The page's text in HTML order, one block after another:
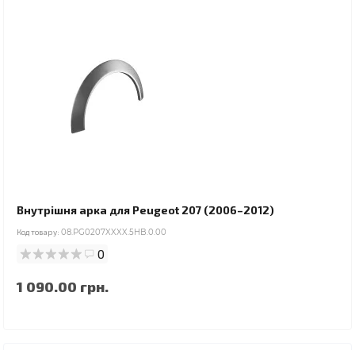
Внутрішня арка для Peugeot 207 (2006–2012)
Код товару: 08.PG0207XXXX.5HB.0.00
0
1 090.00 грн.